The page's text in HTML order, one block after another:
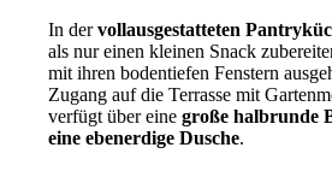
In dervollausgestatteten
als nur einen kleinen Snack
mit ihren bodentiefen Fenstern
Zugang auf die Terrasse mit
verfügt über einegroße halbrunde
eine ebenerdige Dusche.